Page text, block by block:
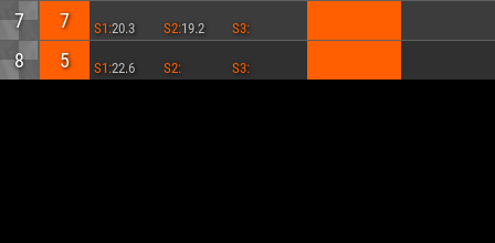
7 7 S1:20.3 S2:19.2 S3:
8 5 S1:22.6 S2: S3: